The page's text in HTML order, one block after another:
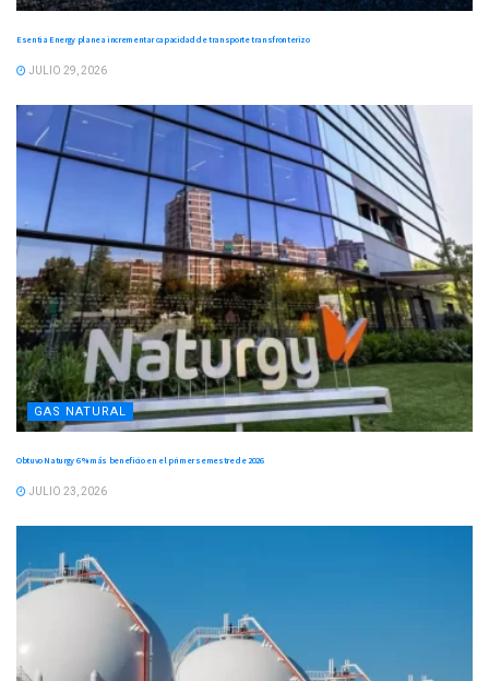
Esentia Energy planea incrementar capacidad de transporte transfronterizo
JULIO 29, 2026
GAS NATURAL
Obtuvo Naturgy 6 % más beneficio en el primer semestre de 2026
JULIO 23, 2026